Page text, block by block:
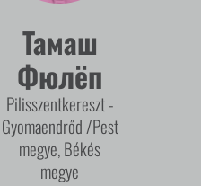
Тамаш
Фюлёп
Pilisszentkereszt -
Gyomaendrőd /Pest
megye, Békés
megye